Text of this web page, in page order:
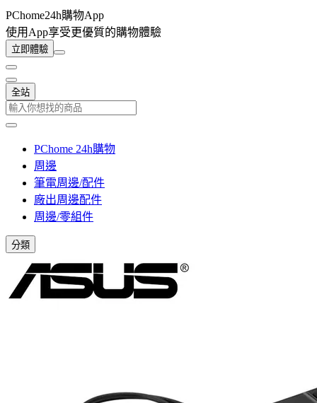
PChome24h購物App
使用App享受更優質的購物體驗
立即體驗
全站
PChome 24h購物
周邊
筆電周邊/配件
廠出周邊配件
周邊/零組件
分類